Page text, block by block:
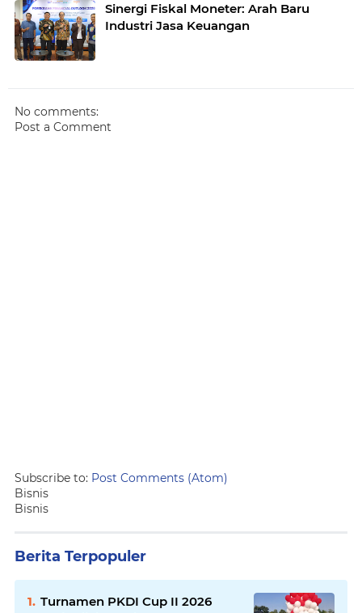
Sinergi Fiskal Moneter: Arah Baru
Industri Jasa Keuangan
No comments:
Post a Comment
Subscribe to: Post Comments (Atom)
Bisnis
Bisnis
Berita Terpopuler
Turnamen PKDI Cup II 2026